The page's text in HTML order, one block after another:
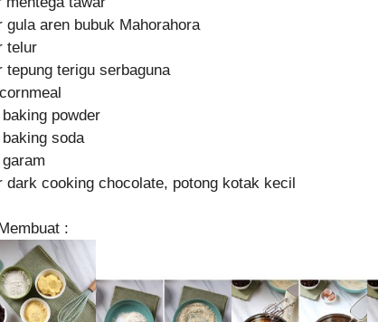
gula aren bubuk Mahorahora
telur
tepung terigu serbaguna
powder
soda
dark cooking chocolate, potong kotak kecil
: